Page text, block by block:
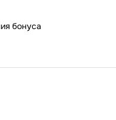
бонуса